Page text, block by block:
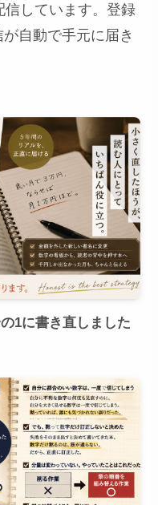
信しています。登録
自動で手元に届き
1に書き直しました